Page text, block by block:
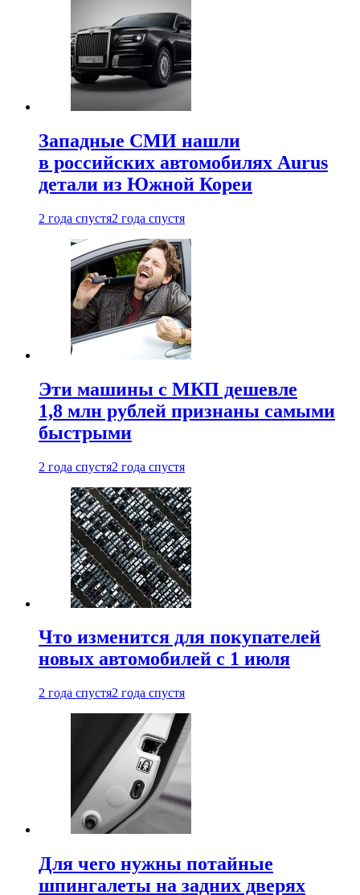
Западные СМИ нашли
в российских автомобилях Aurus
детали из Южной Кореи
2 года спустя2 года спустя
Эти машины с МКП дешевле
1,8 млн рублей признаны самыми
быстрыми
2 года спустя2 года спустя
Что изменится для покупателей
новых автомобилей с 1 июля
2 года спустя2 года спустя
Для чего нужны потайные
шпингалеты на задних дверях